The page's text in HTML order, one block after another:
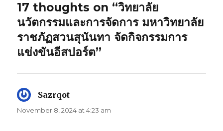
17 thoughts on “วิทยาลัย
นวัตกรรมและการจัดการ มหาวิทยาลัย
ราชภัฏสวนสุนันทา จัดกิจกรรมการ
แข่งขันอีสปอร์ต”
Sazrqot
November 8, 2024 at 4:23 am